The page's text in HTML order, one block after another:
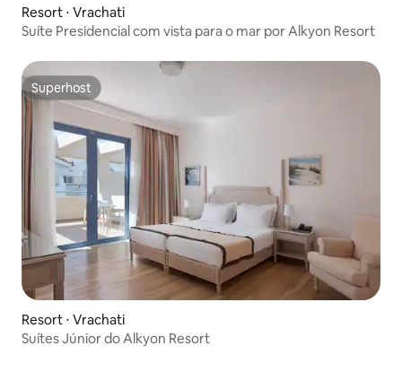
Resort ⋅ Vrachati
Suíte Presidencial com vista para o mar por Alkyon Resort
Superhost
Superhost
Resort ⋅ Vrachati
Suítes Júnior do Alkyon Resort